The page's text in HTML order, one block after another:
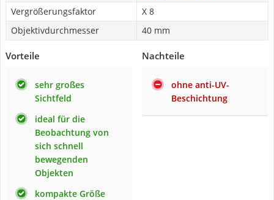
Vergrößerungsfaktor
X 8
Objektivdurchmesser
40 mm
Vorteile
sehr großes
Sichtfeld
ideal für die
Beobachtung von
sich schnell
bewegenden
Objekten
kompakte Größe
Nachteile
ohne anti-UV-
Beschichtung